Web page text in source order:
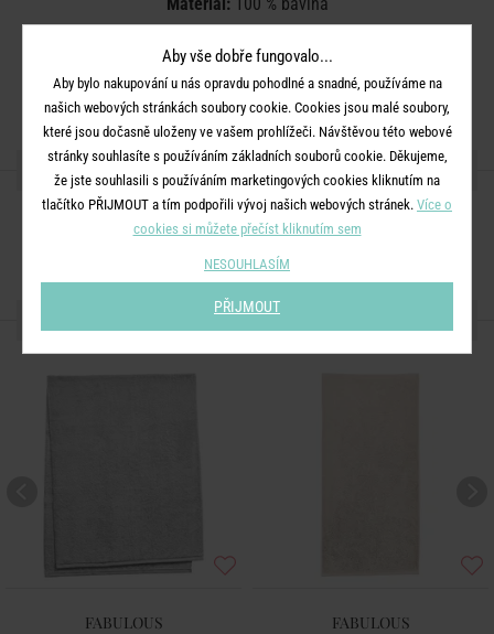
jemný program. Nebělit a nežehlit. Chemické čištění se
nedoporučuje.
SDÍLEJTE S PŘÁTELI
DALŠÍ PRODUKTY ZE SÉRIE
FABULOUS FABULOUS
Aby vše dobře fungovalo...
Aby bylo nakupování u nás opravdu pohodlné a snadné, používáme na
našich webových stránkách soubory cookie. Cookies jsou malé soubory,
které jsou dočasně uloženy ve vašem prohlížeči. Návštěvou této webové
stránky souhlasíte s používáním základních souborů cookie. Děkujeme,
že jste souhlasili s používáním marketingových cookies kliknutím na
tlačítko PŘIJMOUT a tím podpořili vývoj našich webových stránek. Více o
cookies si můžete přečíst kliknutím sem
NESOUHLASÍM
PŘIJMOUT